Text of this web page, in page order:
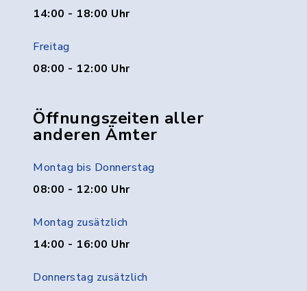
14:00 - 18:00 Uhr
Freitag
08:00 - 12:00 Uhr
Öffnungszeiten aller
anderen Ämter
Montag bis Donnerstag
08:00 - 12:00 Uhr
Montag zusätzlich
14:00 - 16:00 Uhr
Donnerstag zusätzlich